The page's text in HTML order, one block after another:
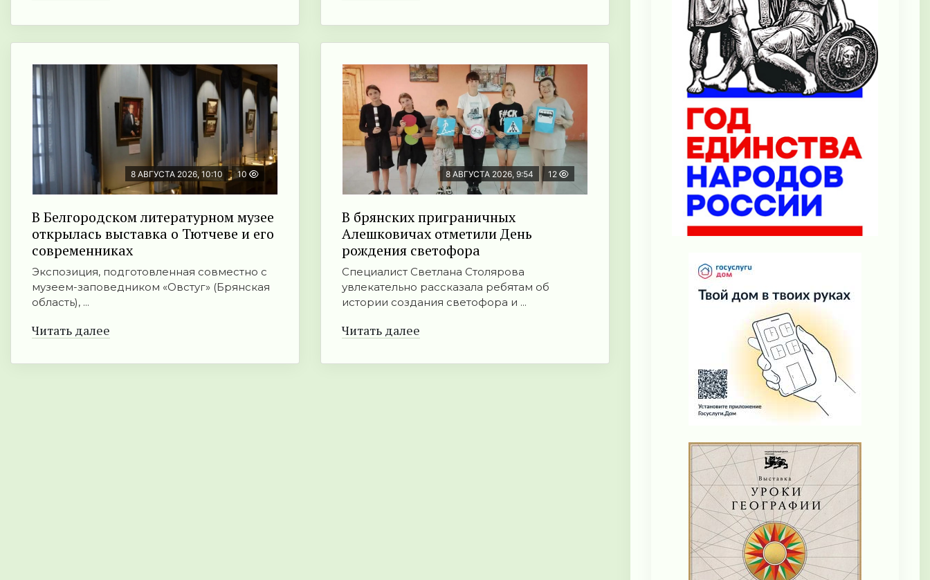
8 АВГУСТА 2026, 10:10 10
В Белгородском литературном музее
открылась выставка о Тютчеве и его
современниках
Экспозиция, подготовленная совместно с
музеем-заповедником «Овстуг» (Брянская
область), ...
Читать далее
8 АВГУСТА 2026, 9:54 12
В брянских приграничных
Алешковичах отметили День
рождения светофора
Специалист Светлана Столярова
увлекательно рассказала ребятам об
истории создания светофора и ...
Читать далее